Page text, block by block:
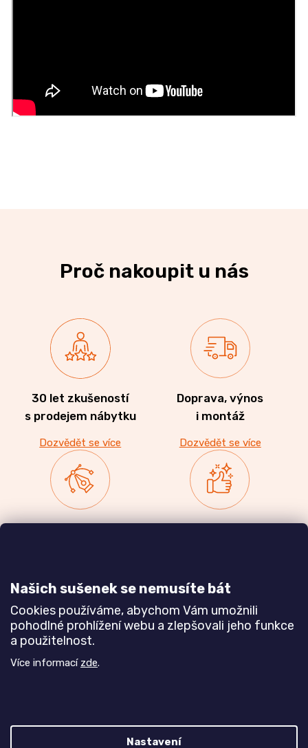
Našich sušenek se nemusíte bát
Cookies používáme, abychom Vám umožnili
pohodlné prohlížení webu a zlepšovali jeho funkce
a použitelnost.
Více informací zde.
Nastavení
Proč nakoupit u nás
30 let zkušeností
s prodejem nábytku
Dozvědět se více
Doprava, výnos
i montáž
Dozvědět se více
Dozvědět se více Dozvědět se více